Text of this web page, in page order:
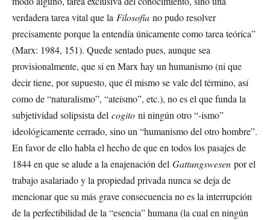
verdadera tarea vital que la Filosofía no pudo resolver
precisamente porque la entendía únicamente como tarea teórica”
(Marx: 1984, 151). Quede sentado pues, aunque sea
provisionalmente, que si en Marx hay un humanismo (ni que
decir tiene, por supuesto, que él mismo se vale del término, así
como de “naturalismo”, “ateísmo”, etc.), no es el que funda la
subjetividad solipsista del cogito ni ningún otro “-ismo”
ideológicamente cerrado, sino un “humanismo del otro hombre”.
En favor de ello habla el hecho de que en todos los pasajes de
1844 en que se alude a la enajenación del Gattungswesen por el
trabajo asalariado y la propiedad privada nunca se deja de
mencionar que su más grave consecuencia no es la interrupción
de la perfectibilidad de la “esencia” humana (la cual en ningún